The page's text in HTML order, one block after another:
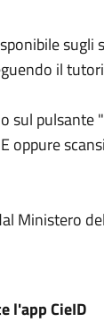
sugli
il
oppure
Ministero
l'app CieID